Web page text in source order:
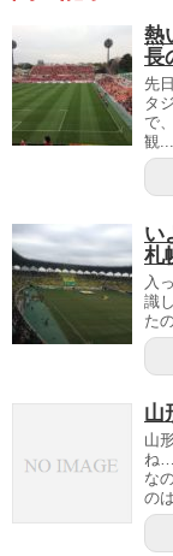
熱
長
先
タ
で
観...
い
札
入
識
た
山
山
ね
な
のは